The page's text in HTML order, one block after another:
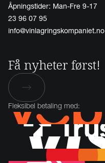
Åpningstider: Man-Fre 9-17
23 96 07 95
info@vinlagringskompaniet.no
Få nyheter først!
Fleksibel betaling med: